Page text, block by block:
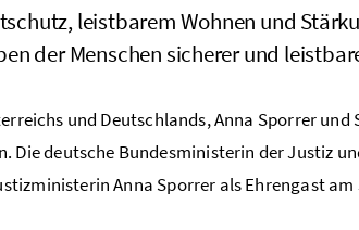
leistbarem Wohnen und
der Menschen sicherer und
und Deutschlands, Anna Sporrer und
Die deutsche Bundesministerin der Justiz
Anna Sporrer als Ehrengast